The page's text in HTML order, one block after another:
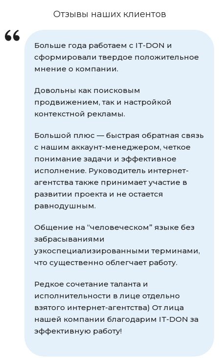
Отзывы наших клиентов
Больше года работаем с IT-DON и
сформировали твердое положительное
мнение о компании.
Довольны как поисковым
продвижением, так и настройкой
контекстной рекламы.
Большой плюс — быстрая обратная связь
с нашим аккаунт-менеджером, четкое
понимание задачи и эффективное
исполнение. Руководитель интернет-
агентства также принимает участие в
развитии проекта и не остается
равнодушным.
Общение на “человеческом” языке без
забрасываниями
узкоспециализированными терминами,
что существенно облегчает работу.
Редкое сочетание таланта и
исполнительности в лице отдельно
взятого интернет-агентства) От лица
нашей компании благодарим IT-DON за
эффективную работу!